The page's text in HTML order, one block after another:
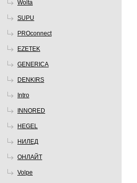
Wolta
SUPU
PROconnect
EZETEK
GENERICA
DENKIRS
Intro
INNORED
HEGEL
НИЛЕД
ОНЛАЙТ
Volpe